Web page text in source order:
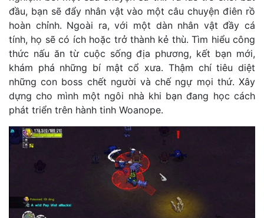
đầu, bạn sẽ đẩy nhân vật vào một câu chuyện điên rồ
hoàn chỉnh. Ngoài ra, với một dàn nhân vật đầy cá
tính, họ sẽ có ích hoặc trở thành kẻ thù. Tìm hiểu công
thức nấu ăn từ cuộc sống địa phương, kết bạn mới,
khám phá những bí mật cổ xưa. Thậm chí tiêu diệt
những con boss chết người và chế ngự mọi thứ. Xây
dựng cho mình một ngôi nhà khi bạn đang học cách
phát triển trên hành tinh Woanope.